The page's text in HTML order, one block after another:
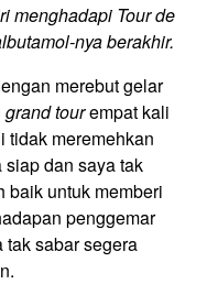
menghadapi Tour de
nya berakhir.
merebut gelar
grand tourempat kali
tidak meremehkan
dan saya tak
baik untuk memberi
penggemar
sabar segera